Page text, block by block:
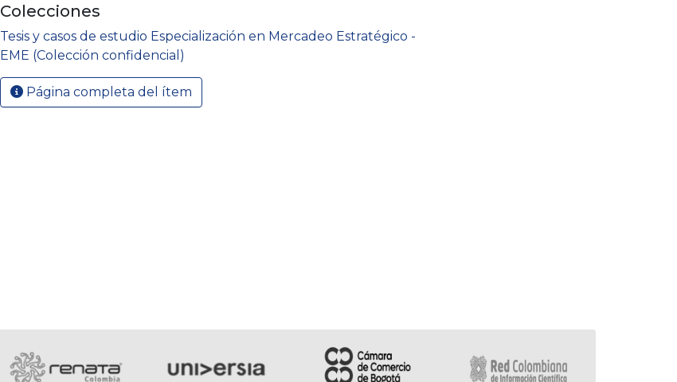
Colecciones
Tesis y casos de estudio Especialización en Mercadeo Estratégico -
EME (Colección confidencial)
Página completa del ítem